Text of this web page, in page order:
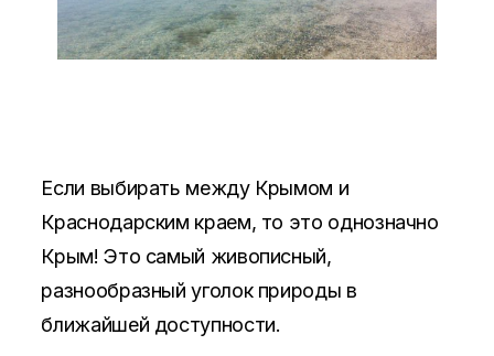
Если выбирать между Крымом и
Краснодарским краем, то это однозначно
Крым! Это самый живописный,
разнообразный уголок природы в
ближайшей доступности.